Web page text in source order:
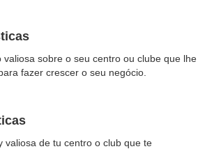
sobre o seu centro ou clube que lhe
fazer crescer o seu negócio.
valiosa de tu centro o club que te